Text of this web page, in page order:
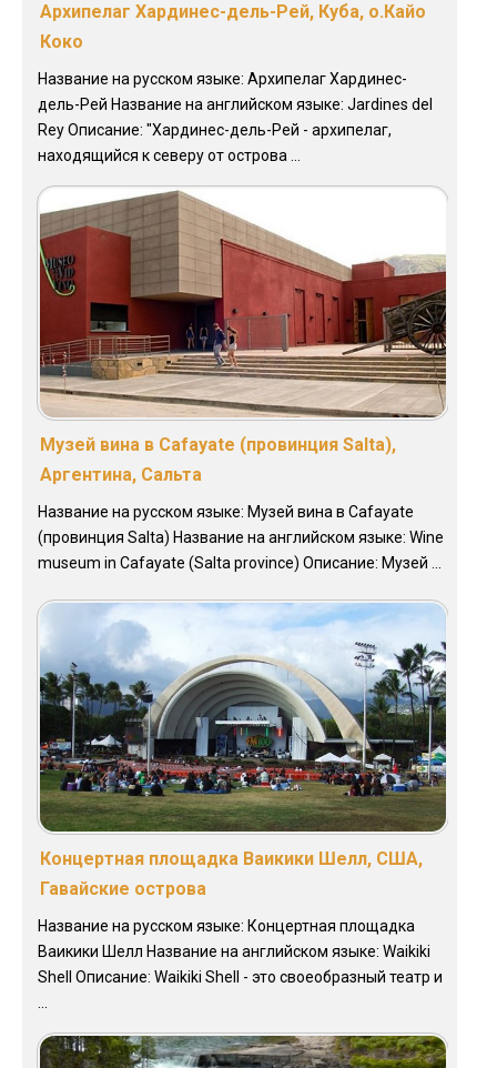
Архипелаг Хардинес-дель-Рей, Куба, о.Кайо
Коко
Название на русском языке: Архипелаг Хардинес-
дель-Рей Название на английском языке: Jardines del
Rey Описание: "Хардинес-дель-Рей - архипелаг,
находящийся к северу от острова ...
Музей вина в Cafayate (провинция Salta),
Аргентина, Сальта
Название на русском языке: Музей вина в Cafayate
(провинция Salta) Название на английском языке: Wine
museum in Cafayate (Salta province) Описание: Музей ...
Концертная площадка Ваикики Шелл, США,
Гавайские острова
Название на русском языке: Концертная площадка
Ваикики Шелл Название на английском языке: Waikiki
Shell Описание: Waikiki Shell - это своеобразный театр и